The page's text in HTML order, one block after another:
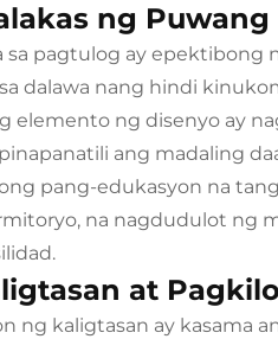
ng Puwang
sa pagtulog ay epektibong
dalawa nang hindi
elemento ng disenyo ay
ang madaling
pang-edukasyon na
na nagdudulot ng
at
ng kaligtasan ay kasama